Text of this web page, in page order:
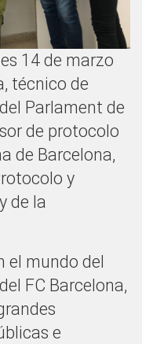
14 de marzo
técnico de
Parlament de
de protocolo
de Barcelona,
y
de la
el mundo del
FC Barcelona,
e